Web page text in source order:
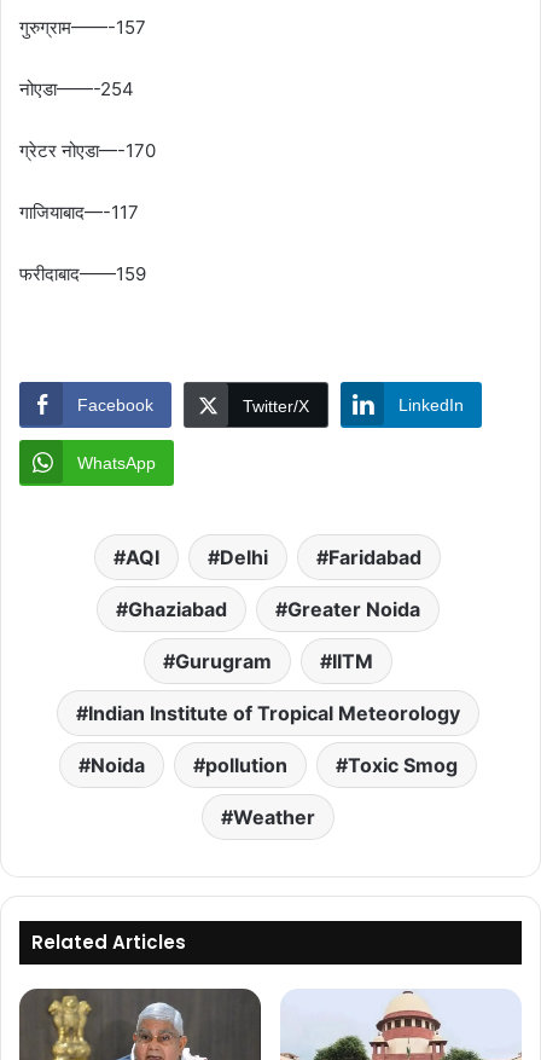
गुरुग्राम——-157
नोएडा——-254
ग्रेटर नोएडा—-170
गाजियाबाद—-117
फरीदाबाद——159
Facebook Twitter/X LinkedIn
WhatsApp
AQI Delhi Faridabad
Ghaziabad Greater Noida
Gurugram IITM
Indian Institute of Tropical Meteorology
Noida pollution Toxic Smog
Weather
Related Articles